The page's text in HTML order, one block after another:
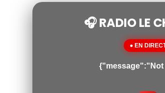
🎧 RADIO LE
● EN